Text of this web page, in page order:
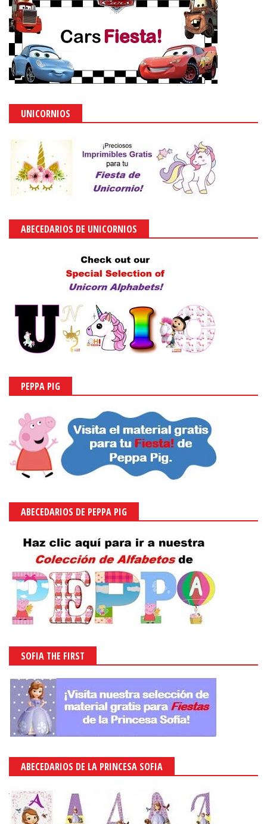
UNICORNIOS
ABECEDARIOS DE UNICORNIOS
PEPPA PIG
ABECEDARIOS DE PEPPA PIG
SOFIA THE FIRST
ABECEDARIOS DE LA PRINCESA SOFIA